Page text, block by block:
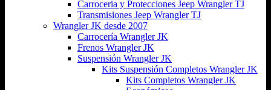
Carroceria y Protecciones Jeep Wrangler TJ
Transmisiones Jeep Wrangler TJ
Wrangler JK desde 2007
Carrocería Wrangler JK
Frenos Wrangler JK
Suspensión Wrangler JK
Kits Suspensión Completos Wrangler JK
Kits Completos Wrangler JK